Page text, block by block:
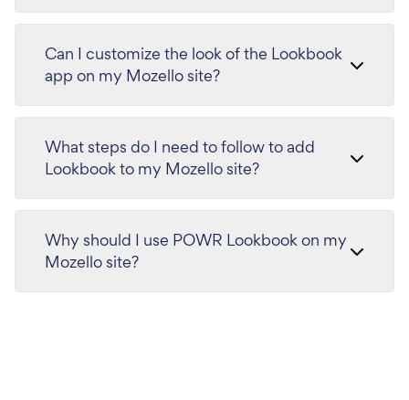
Can I customize the look of the Lookbook
app on my Mozello site?
What steps do I need to follow to add
Lookbook to my Mozello site?
Why should I use POWR Lookbook on my
Mozello site?